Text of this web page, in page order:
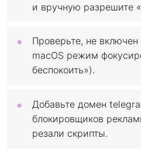
и вручную разрешите
Проверьте, не
macOS режим
беспокоить»).
Добавьте домен
блокировщиков
резали скрипты.